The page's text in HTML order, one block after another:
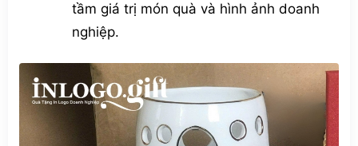
tầm giá trị món quà và hình ảnh doanh
nghiệp.